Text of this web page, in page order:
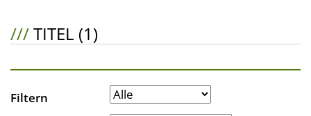
///TITEL (1)
Filtern